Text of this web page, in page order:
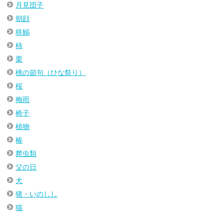
月見団子
朝顔
柊鰯
柿
栗
桃の節句（ひな祭り）
桜
梅雨
椅子
植物
椿
爬虫類
父の日
犬
猪・いのしし
猫